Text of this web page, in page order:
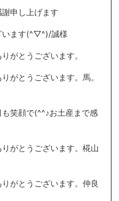
申し上げます
います(^▽^)/誠様
がとうございます。
がとうございます。馬。
笑顔で(^^♪お土産まで感
がとうございます。椛山
がとうございます。仲良